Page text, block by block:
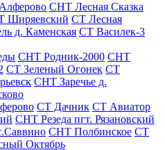
СНТ Лесная Сказка
Ширяевский СТ Лесная
д. Каменская СТ Василек-3
СНТ Родник-2000 СНТ
СТ Зеленый Огонек СТ
СНТ Заречье д.
СТ Дачник СТ Авиатор
СНТ Резеда пгт. Рязановский
СНТ Полбинское СТ
Октябрь